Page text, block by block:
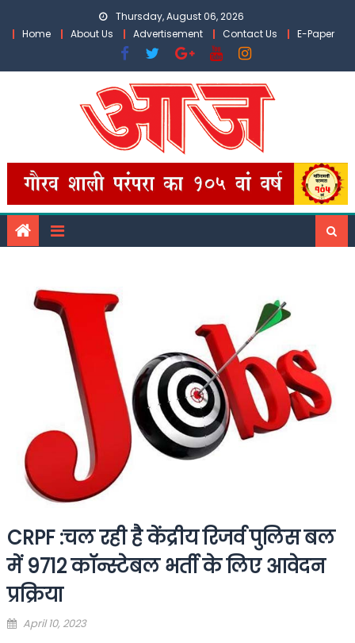
Thursday, August 06, 2026
Home
About Us Advertisement Contact Us E-Paper
CRPF :चल रही है केंद्रीय रिजर्व पुलिस बल
में 9712 कॉन्स्टेबल भर्ती के लिए आवेदन
प्रक्रिया
Posted
April 10, 2023